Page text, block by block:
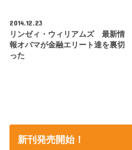
2014.12.23
リンゼィ・ウィリアムズ 最新情
報オバマが金融エリート達を裏切
った
新刊発売開始！